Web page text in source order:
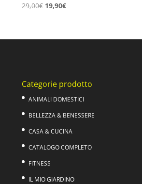
29,00€ Il
era:
19,90€Il
è:
Categorie prodotto
ANIMALI DOMESTICI
BELLEZZA & BENESSERE
CASA & CUCINA
CATALOGO COMPLETO
FITNESS
IL MIO GIARDINO